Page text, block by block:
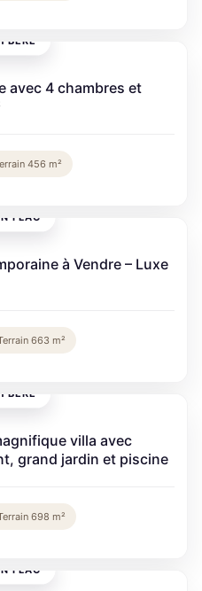
avec 4 chambres et
456 m²
FLAC
à Vendre – Luxe
663 m²
villa avec
grand jardin et piscine
698 m²
FLAC